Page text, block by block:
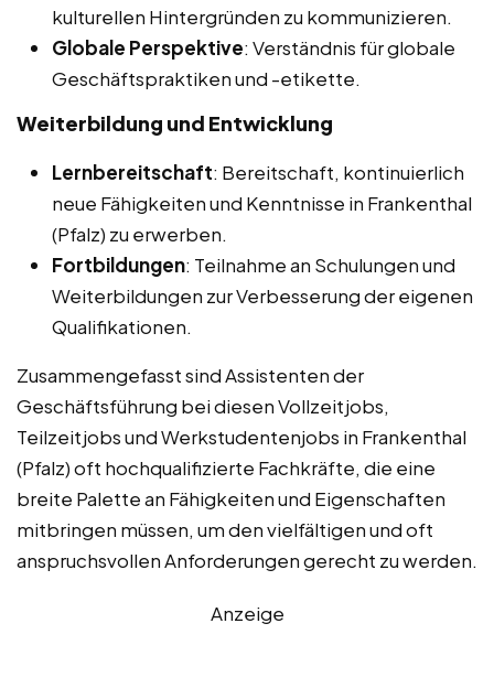
kulturellen Hintergründen zu kommunizieren.
Globale Perspektive: Verständnis für globale
Geschäftspraktiken und -etikette.
Weiterbildung und Entwicklung
Lernbereitschaft: Bereitschaft, kontinuierlich
neue Fähigkeiten und Kenntnisse in Frankenthal
(Pfalz) zu erwerben.
Fortbildungen: Teilnahme an Schulungen und
Weiterbildungen zur Verbesserung der eigenen
Qualifikationen.
Zusammengefasst sind Assistenten der
Geschäftsführung bei diesen Vollzeitjobs,
Teilzeitjobs und Werkstudentenjobs in Frankenthal
(Pfalz) oft hochqualifizierte Fachkräfte, die eine
breite Palette an Fähigkeiten und Eigenschaften
mitbringen müssen, um den vielfältigen und oft
anspruchsvollen Anforderungen gerecht zu werden.
Anzeige